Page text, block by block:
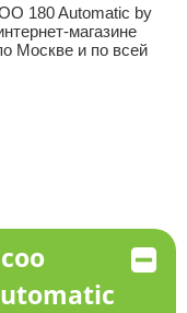
180 Automatic by
магазине
Москве и по всей